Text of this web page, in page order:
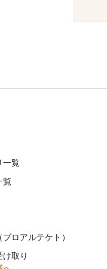
一覧
覧
ロアルテケト）
取り